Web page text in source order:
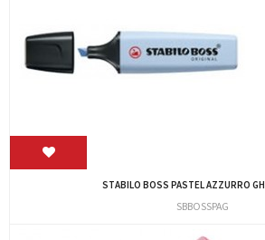
STABILO BOSS PASTEL AZZURRO
SBBOSSPAG